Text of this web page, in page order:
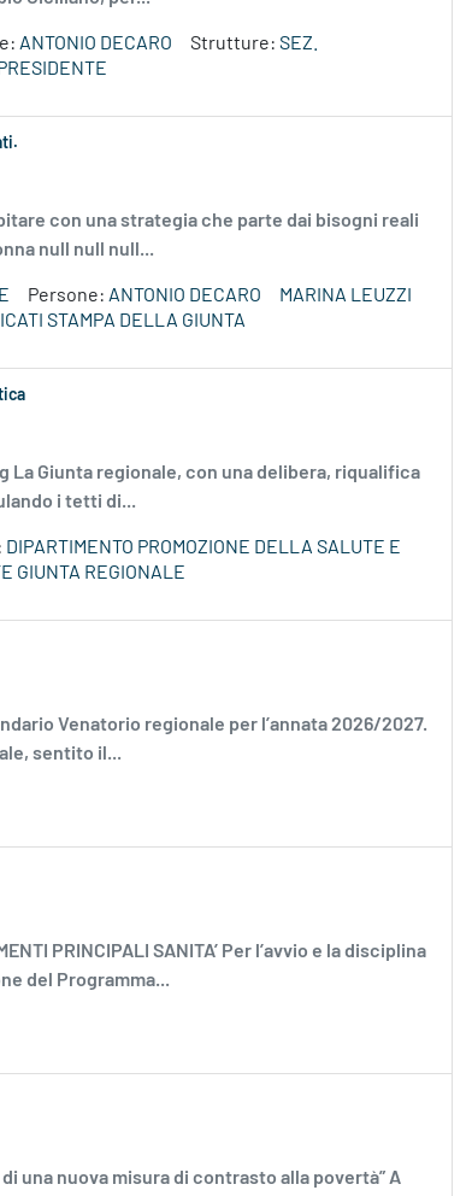
ANTONIO DECARO Strutture: SEZ.
con una strategia che parte dai bisogni reali
null null null...
Persone: ANTONIO DECARO
MARINA LEUZZI
STAMPA DELLA GIUNTA
Giunta regionale, con una delibera, riqualifica
i tetti di...
DIPARTIMENTO PROMOZIONE DELLA SALUTE E
GIUNTA REGIONALE
Venatorio regionale per l’annata 2026/2027.
sentito il...
PRINCIPALI SANITA’ Per l’avvio e la disciplina
del Programma...
una nuova misura di contrasto alla povertà” A